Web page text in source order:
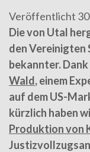
Veröffentlicht 30
Die von Utal
den Vereinigten
bekannter.
Wald, einem
auf dem US-
kürzlich haben
Produktion von